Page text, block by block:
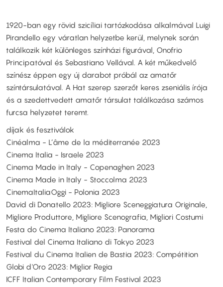
1920-ban egy rövid szicíliai tartózkodása alkalmával Luigi
Pirandello egy váratlan helyzetbe kerül, melynek során
találkozik két különleges színházi figurával, Onofrio
Principatóval és Sebastiano Vellával. A két műkedvelő
színész éppen egy új darabot próbál az amatőr
színtársulatával. A Hat szerep szerzőt keres zseniális írója
és a szedettvedett amatőr társulat találkozása számos
furcsa helyzetet teremt.
díjak és fesztiválok
Cinéalma - L’âme de la méditerranée 2023
Cinema Italia - Israele 2023
Cinema Made in Italy - Copenaghen 2023
Cinema Made in Italy - Stoccolma 2023
CinemaItaliaOggi - Polonia 2023
David di Donatello 2023: Migliore Sceneggiatura Originale,
Migliore Produttore, Migliore Scenografia, Migliori Costumi
Festa do Cinema Italiano 2023: Panorama
Festival del Cinema Italiano di Tokyo 2023
Festival du Cinema Italien de Bastia 2023: Compétition
Globi d'Oro 2023: Miglior Regia
ICFF Italian Contemporary Film Festival 2023